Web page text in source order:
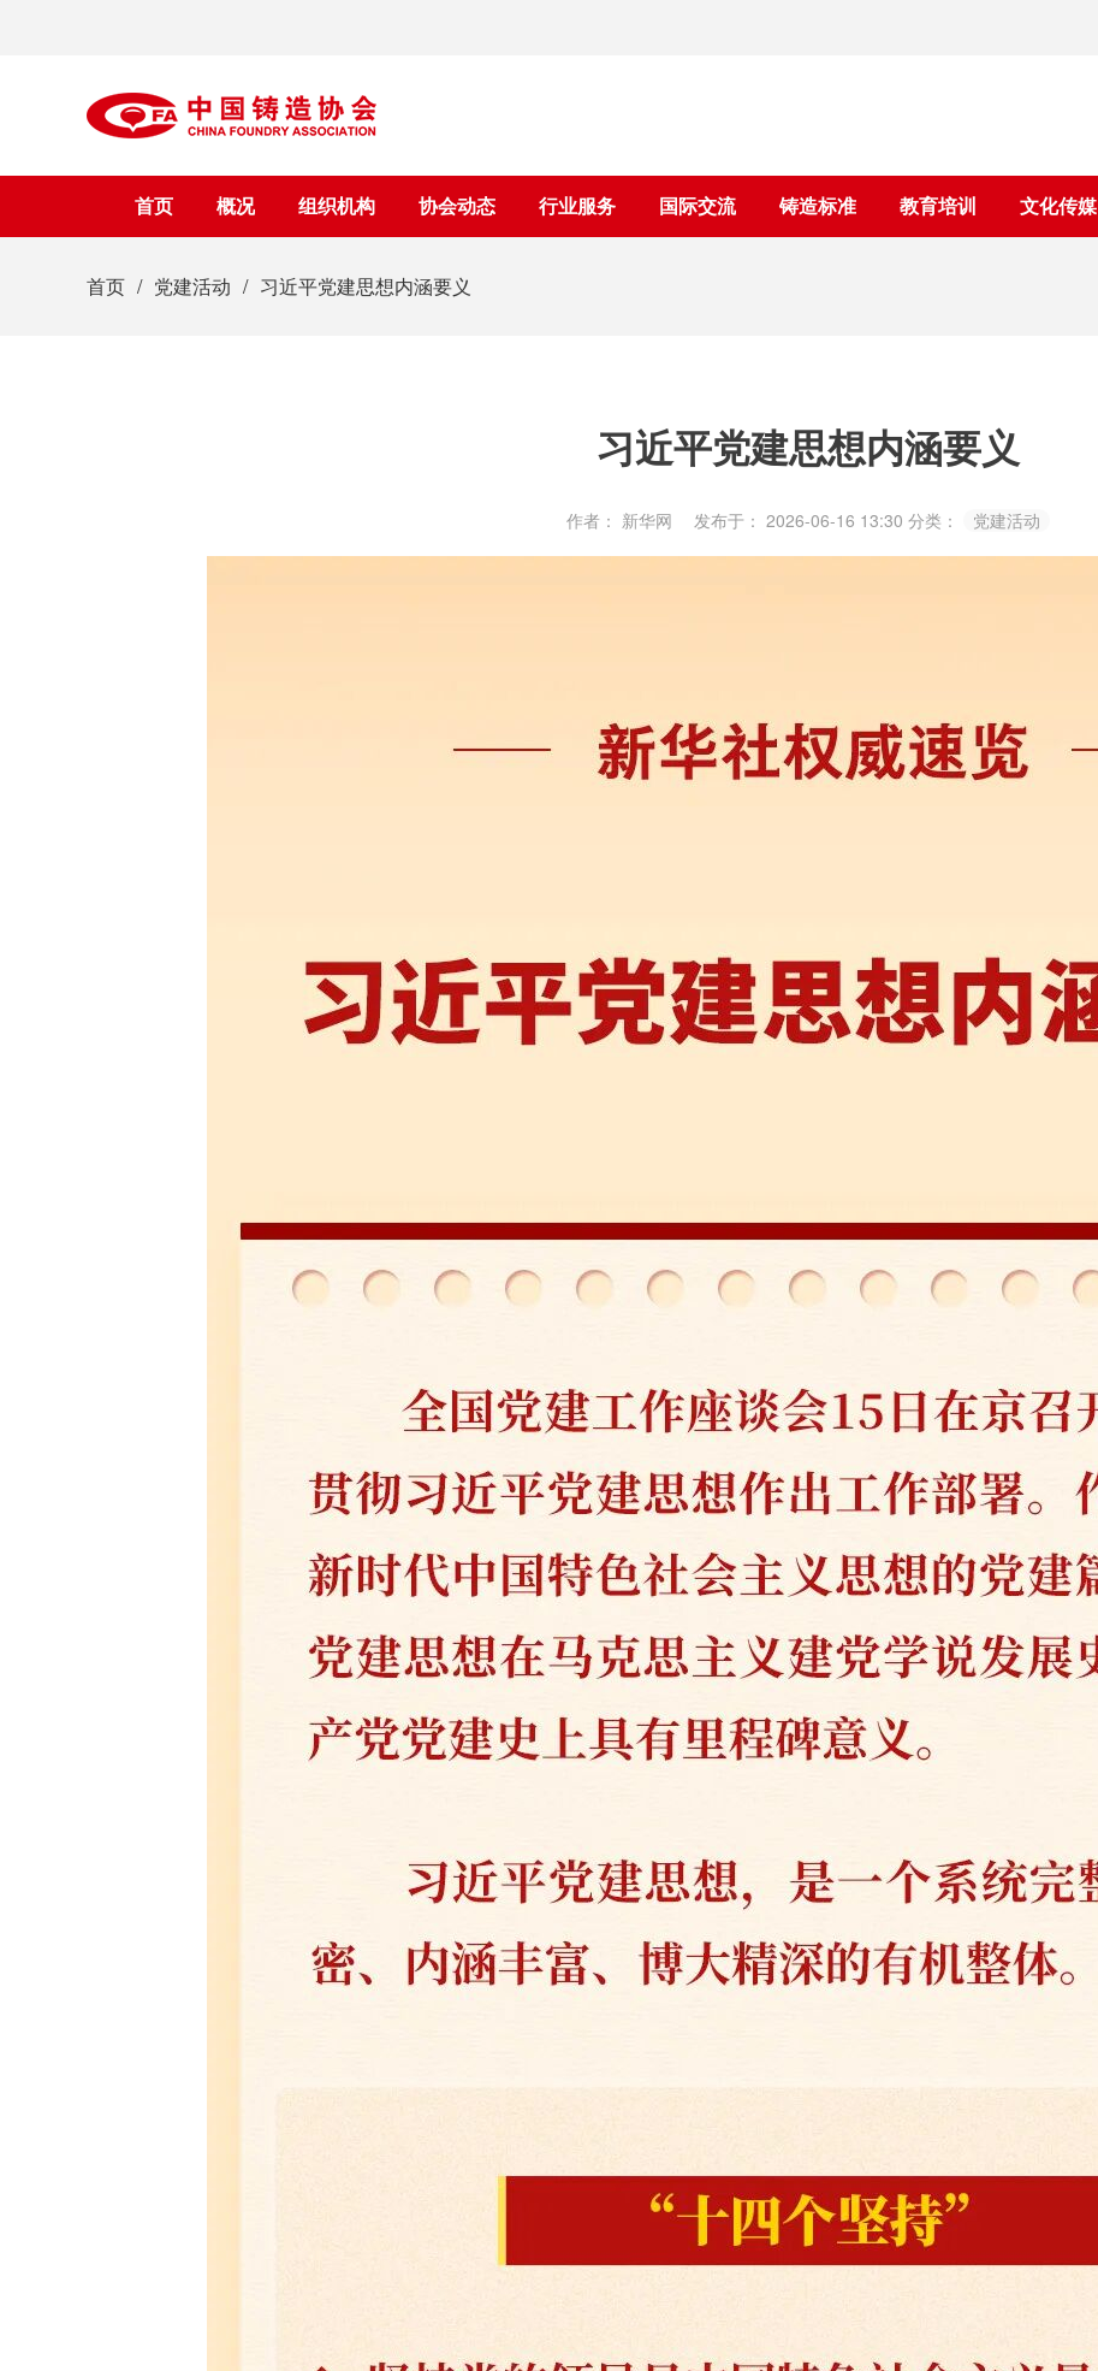
首页 概况 组织机构 协会动态 行业服务 国际交流 铸造标准 教育培训 文化传媒
首页 党建活动 习近平党建思想内涵要义
习近平党建思想内涵要义
作者： 新华网 发布于： 2026-06-16 13:30 分类： 党建活动